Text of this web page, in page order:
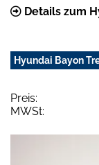
Details zum
Hyundai Bayon
Preis:
MWSt: